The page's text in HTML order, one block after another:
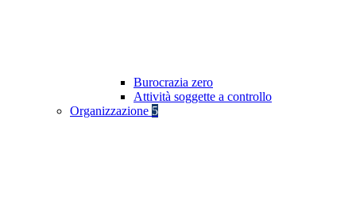
Burocrazia zero
Attività soggette a controllo
Organizzazione 5